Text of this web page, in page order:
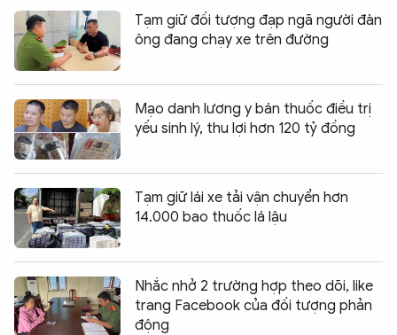
Tạm giữ đối tượng đạp ngã người đàn
ông đang chạy xe trên đường
Mạo danh lương y bán thuốc điều trị
yếu sinh lý, thu lợi hơn 120 tỷ đồng
Tạm giữ lái xe tải vận chuyển hơn
14.000 bao thuốc lá lậu
Nhắc nhở 2 trường hợp theo dõi, like
trang Facebook của đối tượng phản
động